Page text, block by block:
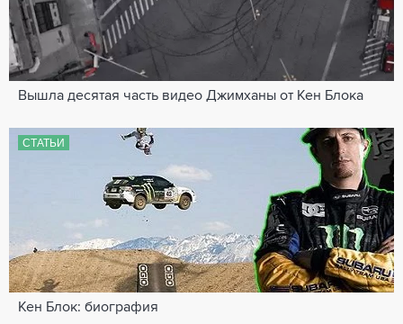
Вышла десятая часть видео Джимханы от Кен Блока
СТАТЬИ
Кен Блок: биография